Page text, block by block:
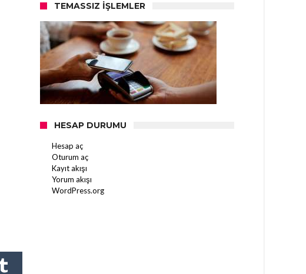
TEMASSIZ İŞLEMLER
HESAP DURUMU
Hesap aç
Oturum aç
Kayıt akışı
Yorum akışı
WordPress.org